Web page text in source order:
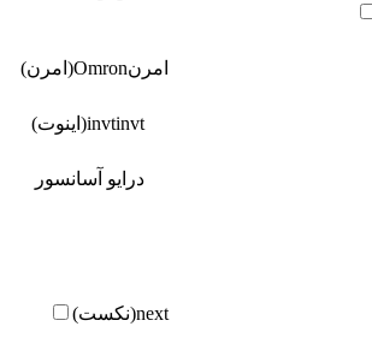
امرنOmron(امرن)
invtinvt(اینوت)
درایو آسانسور
next(نکست)